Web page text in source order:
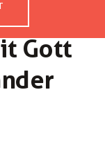
Gott